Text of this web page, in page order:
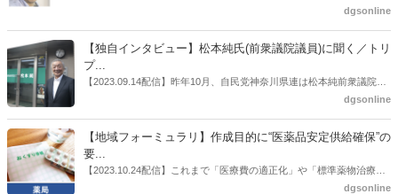
厚労省「医薬品の迅速・安定供給実現に向けた総合対策に関する有識
書がとりまとめられた。ドラビズon-lineでは検討会を総括する目的で
厚労省医政局医薬産業振興・医療情報企画課長（医薬産業振興・医療
情報企画課セルフケア・セルフメディケーション推進室長併任）安藤
公一氏や青山学院大学名誉教授の三村優美子氏、 日本保険薬局協会医
dgsonline
【独自インタビュー】松本純氏(前衆議院議員)に聞く／トリ
プ...
【2023.09.14配信】昨年10月、自民党神奈川県連は松本純前衆議院議
員を「自民党神奈川1区」（横浜市中区・磯子区・金沢区）の支部長
候補の前提となるもの。薬剤師に関わる政策に広く・深く関わってき
た同氏の復活に向けた薬剤師業界の期待には熱いものがある。不透明
感の払拭できない医療・介護・障害者サービスのトリプル改定等へ
の、薬剤師業界の強い危機感の裏返しといってもいいだろう。本稿で
dgsonline
【地域フォーミュラリ】作成目的に“医薬品安定供給確保”の
要...
【2023.10.24配信】これまで「医療費の適正化」や「標準薬物治療の
推進」などが目的とされることが多かった地域フォーミュラリの作
dgsonline